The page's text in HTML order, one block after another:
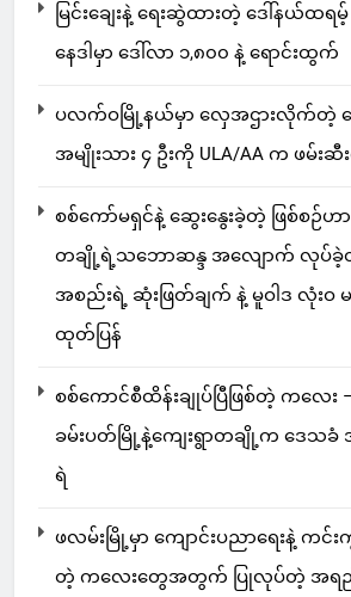
မြင်းချေးနဲ့ ရေးဆွဲထားတဲ့ ဒေါ်နယ်ထရ
နေဒါမှာ ဒေါ်လာ ၁,၈၀၀ နဲ့ ရောင်းထွက်
ပလက်ဝမြို့နယ်မှာ လှေအဌားလိုက်တဲ့ ဒ
အမျိုးသား ၄ ဦးကို ULA/AA က ဖမ်
စစ်ကော်မရှင်နဲ့ ဆွေးနွေးခဲ့တဲ့ ဖြစ်စဉ်ဟာ
တချို့ရဲ့သဘောဆန္ဒ အလျောက် လုပ်ခဲ့တ
အစည်းရဲ့ ဆုံးဖြတ်ချက် နဲ့ မူဝါဒ လုံးဝ
ထုတ်ပြန်
စစ်ကောင်စီထိန်းချုပ်ပြီဖြစ်တဲ့ ကလေး
ခမ်းပတ်မြို့နဲ့ကျေးရွာတချို့က ဒေသခံ အ
ရဲ
ဖလမ်းမြို့မှာ ကျောင်းပညာရေးနဲ့ ကင်း
တဲ့ ကလေးတွေအတွက် ပြုလုပ်တဲ့ အရည်ချ